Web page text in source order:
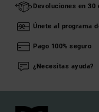
Devoluciones en 30
Únete al programa
Pago 100% seguro
¿Necesitas ayuda?